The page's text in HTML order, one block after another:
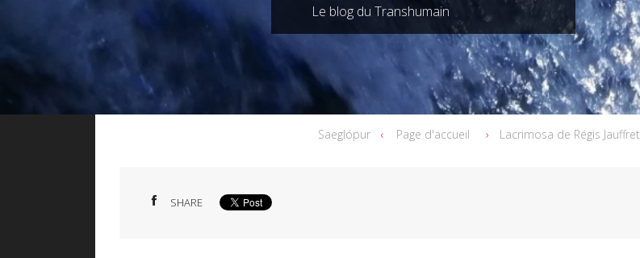
Le blog du Transhumain
Saeglópur Page d'accueil Lacrimosa de Régis Jauffret
SHARE